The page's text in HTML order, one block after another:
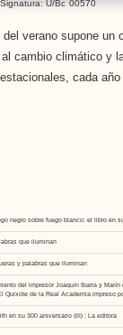
Signatura: U/Bc 00570
del verano supone un
cambio climático y
cada año
negro sobre fuego blanco: el libro en
que iluminan
y palabras que iluminan
del impresor Joaquín Ibarra y Marín
Quixote de la Real Academia impreso
en su 300 aniversario (III) : La editora